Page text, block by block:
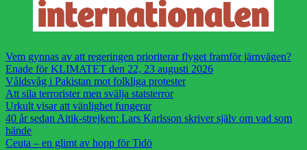
Vem gynnas av att regeringen prioriterar flyget framför järnvägen?
Enade för KLIMATET den 22, 23 augusti 2026
Våldsvåg i Pakistan mot folkliga protester
Att sila terrorister men svälja statsterror
Urkult visar att vänlighet fungerar
40 år sedan Aitik-strejken: Lars Karlsson skriver själv om vad som
hände
Ceuta – en glimt av hopp för Tidö